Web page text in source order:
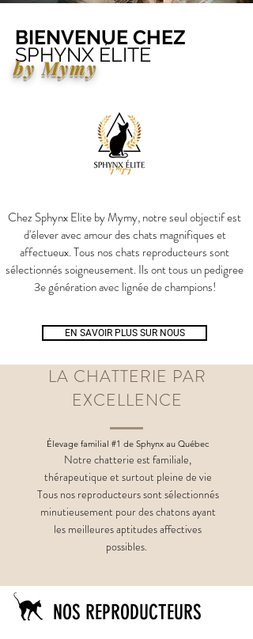
BIENVENUE CHEZ
SPHYNX ÉLITE
Chez Sphynx Elite by Mymy, notre seul objectif est
d'élever avec amour des chats magnifiques et
affectueux. Tous nos chats reproducteurs sont
sélectionnés soigneusement. Ils ont tous un pedigree
3e génération avec lignée de champions!
EN SAVOIR PLUS SUR NOUS
by Mymy
LA CHATTERIE PAR
EXCELLENCE
Élevage familial #1 de Sphynx au Québec
Notre chatterie est familiale,
thérapeutique et surtout pleine de vie
Tous nos reproducteurs sont sélectionnés
minutieusement pour des chatons ayant
les meilleures aptitudes affectives
possibles.
NOS REPRODUCTEURS